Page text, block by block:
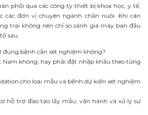
phối qua các công ty thiết bị khoa học, y tế,
các đơn vị chuyên ngành chăn nuôi. Khi cân
trại không nên chỉ so sánh giá máy ban đầu
sau:
đúng bệnh cần xét nghiệm không?
Nam không, hay phải đặt nhập khẩu theo từng
cho loại mẫu và bệnh dự kiến xét nghiệm
hỗ trợ đào tạo lấy mẫu, vận hành và xử lý sự